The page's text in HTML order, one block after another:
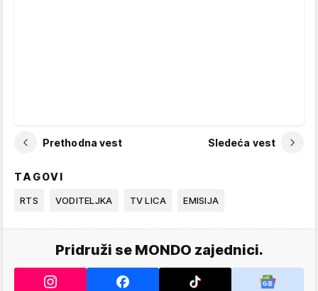
Prethodna vest Sledeća vest
TAGOVI
RTS VODITELJKA TV LICA EMISIJA
Pridruži se MONDO zajednici.